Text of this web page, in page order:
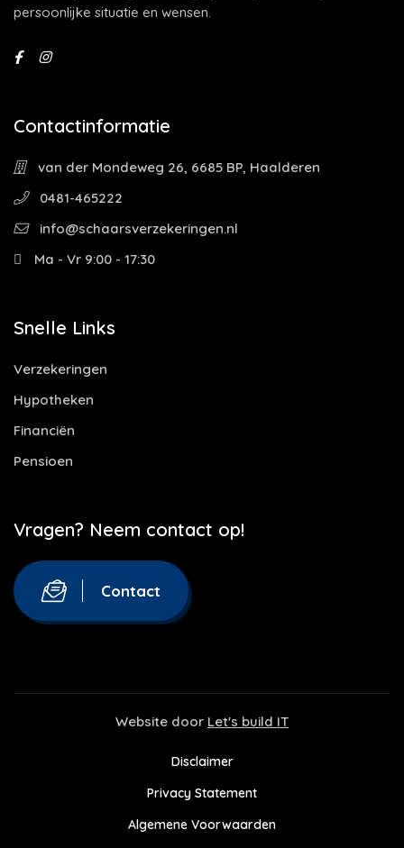
persoonlijke situatie en wensen.
Contactinformatie
van der Mondeweg 26, 6685 BP, Haalderen
0481-465222
info@schaarsverzekeringen.nl
Ma - Vr 9:00 - 17:30
Snelle Links
Verzekeringen
Hypotheken
Financiën
Pensioen
Vragen? Neem contact op!
Contact
Website door Let's build IT
Disclaimer
Privacy Statement
Algemene Voorwaarden